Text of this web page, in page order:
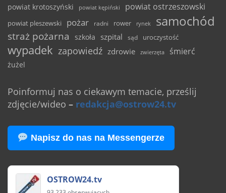
powiat krotoszyński powiat kępiński powiat ostrzeszowski
powiat pleszewski pożar radni rower rynek samochód
straż pożarna szkoła szpital sąd uroczystość
wypadek zapowiedź zdrowie zwierzęta śmierć
żużel
Poinformuj nas o ciekawym temacie, prześlij
zdjęcie/wideo – redakcja@ostrow24.tv
Napisz do nas na Messengerze
OSTROW24.tv